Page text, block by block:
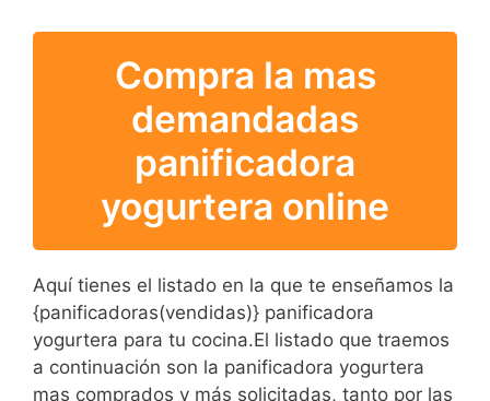
Compra la mas
demandadas
panificadora
yogurtera online
Aquí tienes el listado en la que te enseñamos la
{panificadoras(vendidas)} panificadora
yogurtera para tu cocina.El listado que traemos
a continuación son la panificadora yogurtera
mas comprados y más solicitadas, tanto por las